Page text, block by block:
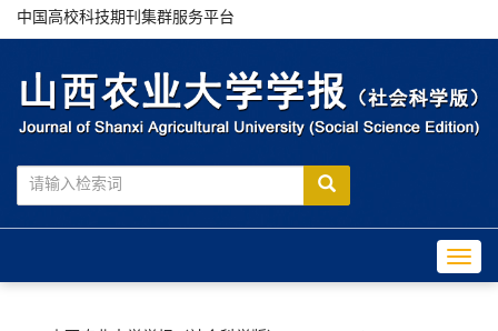
中国高校科技期刊集群服务平台